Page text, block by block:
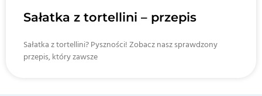
Sałatka z tortellini – przepis
Sałatka z tortellini? Pyszności! Zobacz nasz sprawdzony
przepis, który zawsze